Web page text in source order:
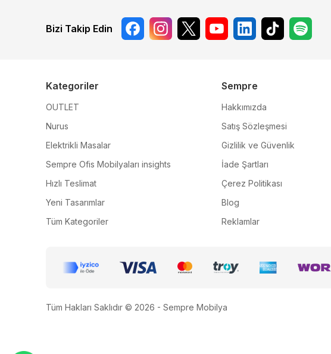
Bizi Takip Edin
Kategoriler
OUTLET
Nurus
Elektrikli Masalar
Sempre Ofis Mobilyaları insights
Hızlı Teslimat
Yeni Tasarımlar
Tüm Kategoriler
Sempre
Hakkımızda
Satış Sözleşmesi
Gizlilik ve Güvenlik
İade Şartları
Çerez Politikası
Blog
Reklamlar
Tüm Hakları Saklıdır © 2026 - Sempre Mobilya